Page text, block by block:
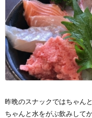
昨晩のスナックではちゃん
ちゃんと水をがぶ飲みして